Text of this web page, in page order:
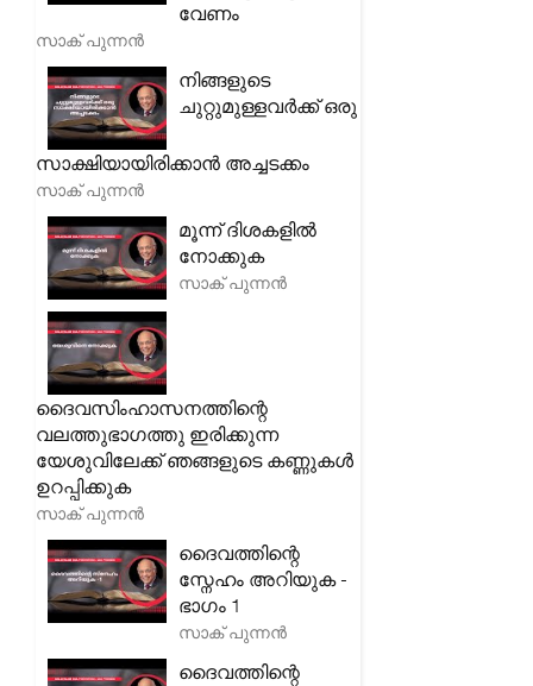
വേണം
സാക് പുന്നൻ
നിങ്ങളുടെ
ചുറ്റുമുള്ളവർക്ക് ഒരു
സാക്ഷിയായിരിക്കാൻ അച്ചടക്കം
സാക് പുന്നൻ
മൂന്ന് ദിശകളിൽ
നോക്കുക
സാക് പുന്നൻ
ദൈവസിംഹാസനത്തിന്റെ
വലത്തുഭാഗത്തു ഇരിക്കുന്ന
യേശുവിലേക്ക് ഞങ്ങളുടെ കണ്ണുകൾ
ഉറപ്പിക്കുക
സാക് പുന്നൻ
ദൈവത്തിന്റെ
സ്നേഹം അറിയുക -
ഭാഗം 1
സാക് പുന്നൻ
ദൈവത്തിന്റെ